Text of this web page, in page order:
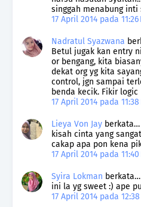
singgah menabung inti
17 April 2014 pada 11:26
Nadratul Syazwana
Betul jugak kan entry
or bengang, kita
dekat org yg kita
control, jgn sampai
benda kecik. Fikir logic
17 April 2014 pada 11:38
Lieya Von Jay berkata…
kisah cinta yang
cakap apa pon kena
17 April 2014 pada 11:40
Syira Lokman berkata…
ini la yg sweet :) ape
17 April 2014 pada 12:38